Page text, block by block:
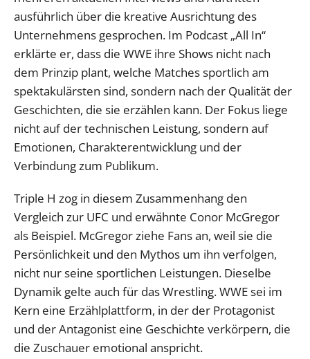
ausführlich über die kreative Ausrichtung des
Unternehmens gesprochen. Im Podcast „All In“
erklärte er, dass die WWE ihre Shows nicht nach
dem Prinzip plant, welche Matches sportlich am
spektakulärsten sind, sondern nach der Qualität der
Geschichten, die sie erzählen kann. Der Fokus liege
nicht auf der technischen Leistung, sondern auf
Emotionen, Charakterentwicklung und der
Verbindung zum Publikum.
Triple H zog in diesem Zusammenhang den
Vergleich zur UFC und erwähnte Conor McGregor
als Beispiel. McGregor ziehe Fans an, weil sie die
Persönlichkeit und den Mythos um ihn verfolgen,
nicht nur seine sportlichen Leistungen. Dieselbe
Dynamik gelte auch für das Wrestling. WWE sei im
Kern eine Erzählplattform, in der der Protagonist
und der Antagonist eine Geschichte verkörpern, die
die Zuschauer emotional anspricht.